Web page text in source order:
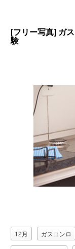
[フリー写真] ガ
験
12月 ガスコンロ